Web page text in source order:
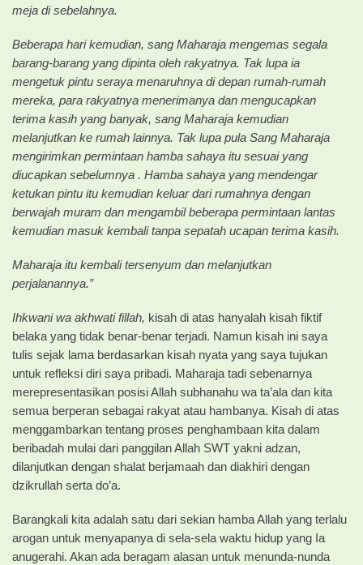
meja di sebelahnya.
Beberapa hari kemudian, sang Maharaja mengemas segala
barang-barang yang dipinta oleh rakyatnya. Tak lupa ia
mengetuk pintu seraya menaruhnya di depan rumah-rumah
mereka, para rakyatnya menerimanya dan mengucapkan
terima kasih yang banyak, sang Maharaja kemudian
melanjutkan ke rumah lainnya. Tak lupa pula Sang Maharaja
mengirimkan permintaan hamba sahaya itu sesuai yang
diucapkan sebelumnya . Hamba sahaya yang mendengar
ketukan pintu itu kemudian keluar dari rumahnya dengan
berwajah muram dan mengambil beberapa permintaan lantas
kemudian masuk kembali tanpa sepatah ucapan terima kasih.
Maharaja itu kembali tersenyum dan melanjutkan
perjalanannya.”
Ihkwani wa akhwati fillah, kisah di atas hanyalah kisah fiktif
belaka yang tidak benar-benar terjadi. Namun kisah ini saya
tulis sejak lama berdasarkan kisah nyata yang saya tujukan
untuk refleksi diri saya pribadi. Maharaja tadi sebenarnya
merepresentasikan posisi Allah subhanahu wa ta’ala dan kita
semua berperan sebagai rakyat atau hambanya. Kisah di atas
menggambarkan tentang proses penghambaan kita dalam
beribadah mulai dari panggilan Allah SWT yakni adzan,
dilanjutkan dengan shalat berjamaah dan diakhiri dengan
dzikrullah serta do’a.
Barangkali kita adalah satu dari sekian hamba Allah yang terlalu
arogan untuk menyapanya di sela-sela waktu hidup yang Ia
anugerahi. Akan ada beragam alasan untuk menunda-nunda